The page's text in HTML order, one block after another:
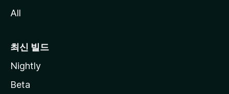
All
최신 빌드
Nightly
Beta